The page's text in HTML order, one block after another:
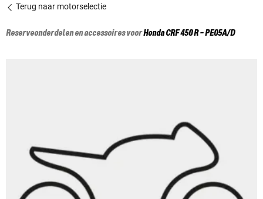
Terug naar motorselectie
Reserveonderdelen en accessoires voorHondaCRF 450 R - PE05A/D